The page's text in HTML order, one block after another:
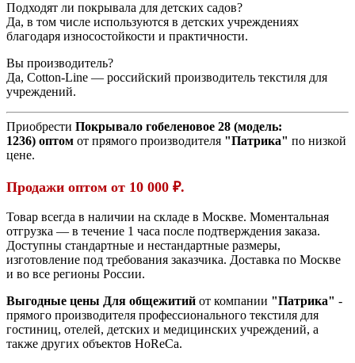
Подходят ли покрывала для детских садов?
Да, в том числе используются в детских учреждениях
благодаря износостойкости и практичности.
Вы производитель?
Да, Cotton-Line — российский производитель текстиля для
учреждений.
Приобрести Покрывало гобеленовое 28 (модель:
1236) оптом от прямого производителя "Патрика" по низкой
цене.
Продажи оптом от 10 000 ₽.
Товар всегда в наличии на складе в Москве. Моментальная
отгрузка — в течение 1 часа после подтверждения заказа.
Доступны стандартные и нестандартные размеры,
изготовление под требования заказчика. Доставка по Москве
и во все регионы России.
Выгодные цены Для общежитий от компании "Патрика" -
прямого производителя профессионального текстиля для
гостиниц, отелей, детских и медицинских учреждений, а
также других объектов HoReCa.